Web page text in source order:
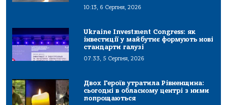
10:13, 6 Серпня, 2026
Ukraine Investment Congress: як
інвестиції у майбутнє формують нові
стандарти галузі
07:33, 5 Серпня, 2026
Двох Героїв утратила Рівненщина:
сьогодні в обласному центрі з ними
попрощаються